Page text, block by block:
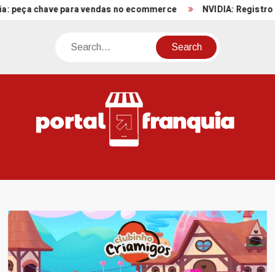
content
chave para vendas no ecommerce NVIDIA: Registro de
Search